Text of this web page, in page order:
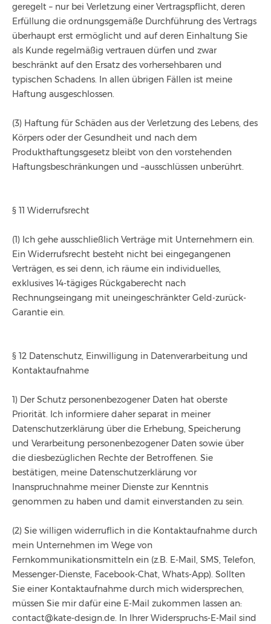
geregelt – nur bei Verletzung einer Vertragspflicht, deren
Erfüllung die ordnungsgemäße Durchführung des Vertrags
überhaupt erst ermöglicht und auf deren Einhaltung Sie
als Kunde regelmäßig vertrauen dürfen und zwar
beschränkt auf den Ersatz des vorhersehbaren und
typischen Schadens. In allen übrigen Fällen ist meine
Haftung ausgeschlossen.
(3) Haftung für Schäden aus der Verletzung des Lebens, des
Körpers oder der Gesundheit und nach dem
Produkthaftungsgesetz bleibt von den vorstehenden
Haftungsbeschränkungen und –ausschlüssen unberührt.
§ 11 Widerrufsrecht
(1) Ich gehe ausschließlich Verträge mit Unternehmern ein.
Ein Widerrufsrecht besteht nicht bei eingegangenen
Verträgen, es sei denn, ich räume ein individuelles,
exklusives 14-tägiges Rückgaberecht nach
Rechnungseingang mit uneingeschränkter Geld-zurück-
Garantie ein.
§ 12 Datenschutz, Einwilligung in Datenverarbeitung und
Kontaktaufnahme
1) Der Schutz personenbezogener Daten hat oberste
Priorität. Ich informiere daher separat in meiner
Datenschutzerklärung über die Erhebung, Speicherung
und Verarbeitung personenbezogener Daten sowie über
die diesbezüglichen Rechte der Betroffenen. Sie
bestätigen, meine Datenschutzerklärung vor
Inanspruchnahme meiner Dienste zur Kenntnis
genommen zu haben und damit einverstanden zu sein.
(2) Sie willigen widerruflich in die Kontaktaufnahme durch
mein Unternehmen im Wege von
Fernkommunikationsmitteln ein (z.B. E-Mail, SMS, Telefon,
Messenger-Dienste, Facebook-Chat, Whats-App). Sollten
Sie einer Kontaktaufnahme durch mich widersprechen,
müssen Sie mir dafür eine E-Mail zukommen lassen an:
contact@kate-design.de. In Ihrer Widerspruchs-E-Mail sind